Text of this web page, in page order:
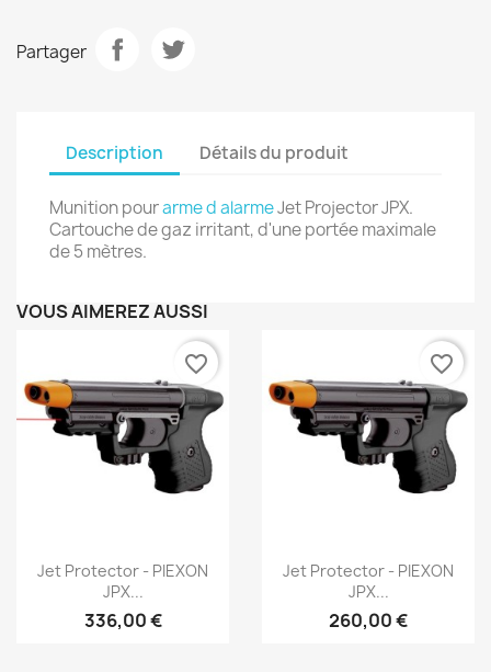
Partager
Description Détails du produit
Munition pourarme d alarmeJet Projector JPX.
Cartouche de gaz irritant, d'une portée maximale
de 5 mètres.
VOUS AIMEREZ AUSSI
Aperçu rapide
Jet Protector - PIEXON
JPX...
336,00 €
favorite_border
Aperçu rapide
Jet Protector - PIEXON
JPX...
260,00 €
favorite_border